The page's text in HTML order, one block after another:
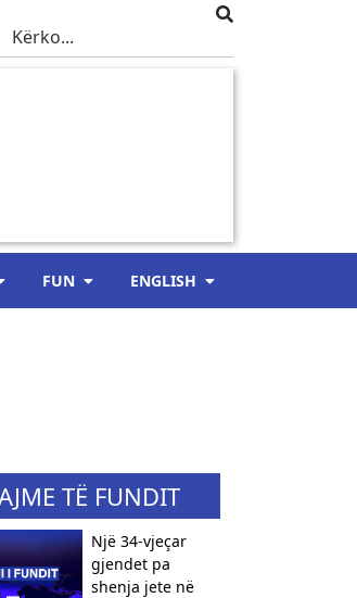
FUN ENGLISH
TË FUNDIT
Një 34-vjeçar
gjendet pa
shenja jete në